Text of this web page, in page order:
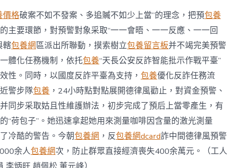
價格破案不如不發案、多追贓不如少上當”的理念，把預包養
主要環節，對預警對象采取“一一會晤、一一反應、一一回
轄包養網區派出所聯動，摸索樹立包養留言板并不竭完美預警
體化任務機制，依托包養“天長公安反詐智能批示作戰平臺”
性。同時，以國度反詐平臺為支持， 包養優化反詐任務流
警步隊包養 ，24小時點對點展開德律風勸止，對資金預警、
同步采取姑且性維護辦法，初步完成了預后上當零產生，有
的“荷包子”。她迅速拿起她用來測量咖啡因含量的激光測量
冷酷的警告。今朝包養網 ，反包養網dcard詐中間德律風預警
余人包養網次，防止群眾直接經濟喪失400余萬元。（工人